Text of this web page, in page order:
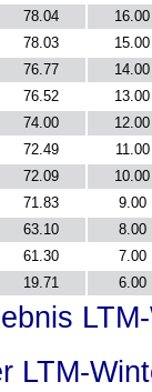
78.04
16.00
78.03
15.00
76.77
14.00
76.52
13.00
74.00
12.00
72.49
11.00
72.09
10.00
71.83
9.00
63.10
8.00
61.30
7.00
19.71 6.00
LTM-